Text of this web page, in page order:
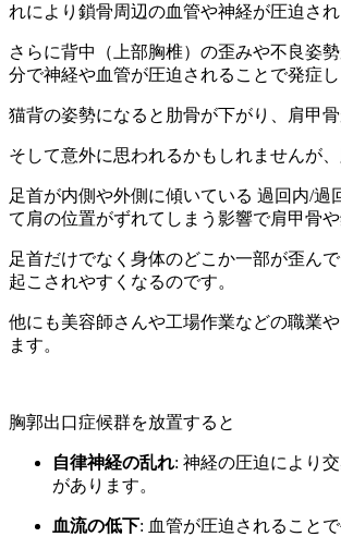
れにより鎖骨周辺の血管や神経が圧迫さ
さらに背中（上部胸椎）の歪みや不良姿
分で神経や血管が圧迫されることで発症
猫背の姿勢になると肋骨が下がり、肩甲
そして意外に思われるかもしれませんが
足首が内側や外側に傾いている 過回内/
て肩の位置がずれてしまう影響で肩甲骨
足首だけでなく身体のどこか一部が歪ん
起こされやすくなるのです。
他にも美容師さんや工場作業などの職業
ます。
胸郭出口症候群を放置すると
自律神経の乱れ: 神経の圧迫により
があります。
血流の低下: 血管が圧迫されること